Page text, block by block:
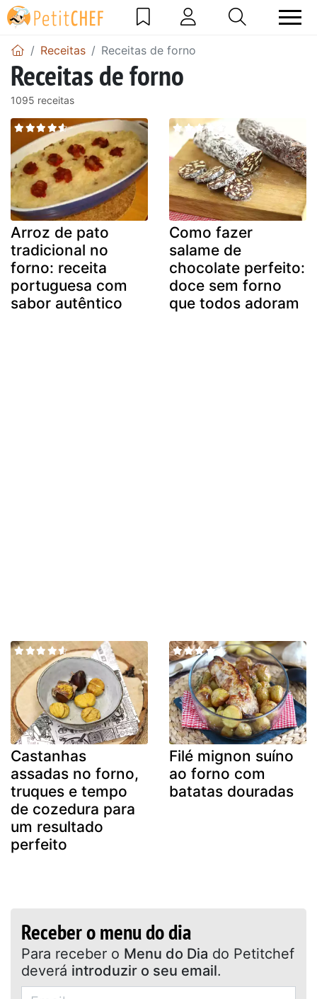
Receitas Receitas de forno
Receitas de forno
1095 receitas
Arroz de pato
tradicional no
forno: receita
portuguesa com
sabor autêntico
Como fazer
salame de
chocolate perfeito:
doce sem forno
que todos adoram
Castanhas
assadas no forno,
truques e tempo
de cozedura para
um resultado
perfeito
Filé mignon suíno
ao forno com
batatas douradas
Receber o menu do dia
Para receber o Menu do Dia do Petitchef
deverá introduzir o seu email.